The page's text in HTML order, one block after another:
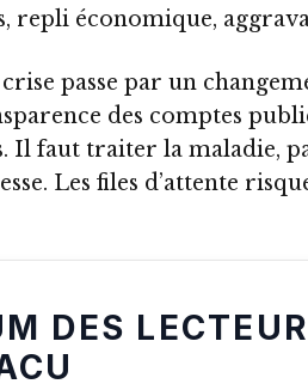
repli économique,
passe par un
des comptes
Il faut traiter la maladie,
Les files d’attente
DES